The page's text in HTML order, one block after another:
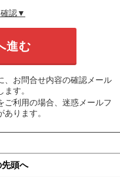
認▼
お問合せ内容の確認メール
す。
利用の場合、迷惑メールフ
ります。
頭へ